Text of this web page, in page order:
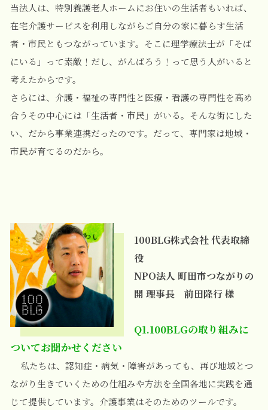
当法人は、特別養護老人ホームにお住いの生活者もいれば、
在宅介護サービスを利用しながらご自分の家に暮らす生活
者・市民ともつながっています。そこに理学療法士が「そば
にいる」って素敵！だし、がんばろう！って思う人がいると
考えたからです。
さらには、介護・福祉の専門性と医療・看護の専門性を高め
合うその中心には「生活者・市民」がいる。そんな街にした
い、だから事業連携だったのです。 だって、専門家は地域・
市民が育てるのだから。
100BLG株式会社 代表取締
役
NPO法人 町田市つながりの
開 理事長 前田隆行 様
Q1.100BLGの取り組みに
ついてお聞かせください
私たちは、認知症・病気・障害があっても、再び地域とつ
ながり生きていくための仕組みや方法を全国各地に実践を通
じて提供しています。介護事業はそのためのツールです。